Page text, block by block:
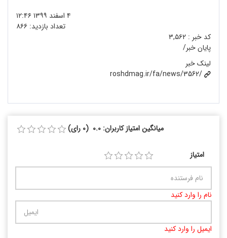
۴ اسفند ۱۳۹۹
۱۲:۴۶
تعداد بازدید: ۸۶۶
کد خبر : ۳,۵۶۲
پایان خبر/
لینک خبر
roshdmag.ir/fa/news/3562/
میانگین امتیاز کاربران: 0.0 (0 رای)
امتیاز
نام را وارد کنید
ایمیل را وارد کنید